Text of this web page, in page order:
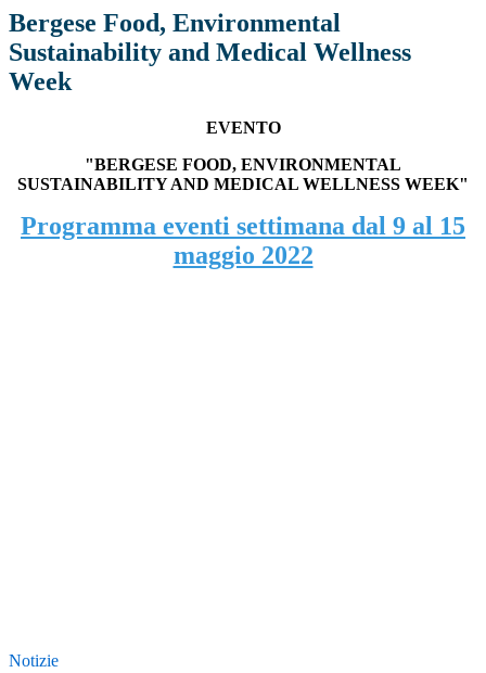
Bergese Food, Environmental
Sustainability and Medical Wellness
Week
EVENTO
"BERGESE FOOD, ENVIRONMENTAL
SUSTAINABILITY AND MEDICAL WELLNESS WEEK"
Programma eventi settimana dal 9 al 15
maggio 2022
Notizie